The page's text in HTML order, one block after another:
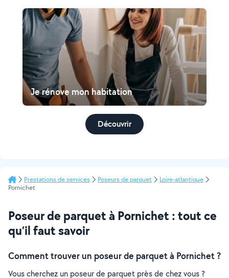
Je rénove mon habitation
Découvrir
Prestations de services Poseurs de parquet
Loire-atlantique
Pornichet
Poseur de parquet à Pornichet : tout ce
qu’il faut savoir
Comment trouver un poseur de parquet à Pornichet ?
Vous cherchez un poseur de parquet près de chez vous ?